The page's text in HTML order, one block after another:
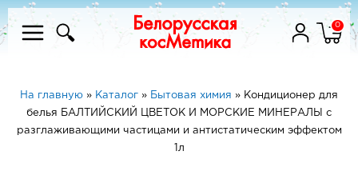
0
На главную » Каталог » Бытовая химия » Кондиционер для
белья БАЛТИЙСКИЙ ЦВЕТОК И МОРСКИЕ МИНЕРАЛЫ с
разглаживающими частицами и антистатическим эффектом
1л